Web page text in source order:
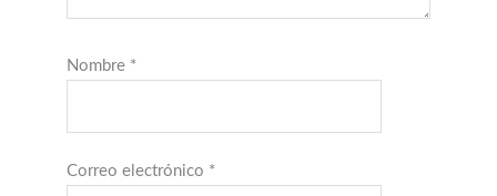
Nombre *
Correo electrónico *